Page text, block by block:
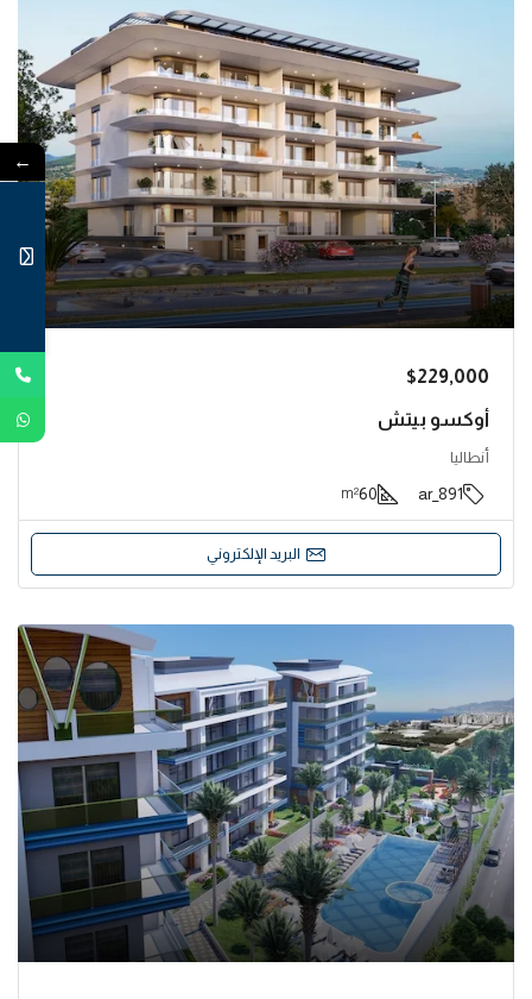
$229,000
أوكسو بيتش
أنطاليا
891_ar
60
m²
البريد الإلكتروني
←